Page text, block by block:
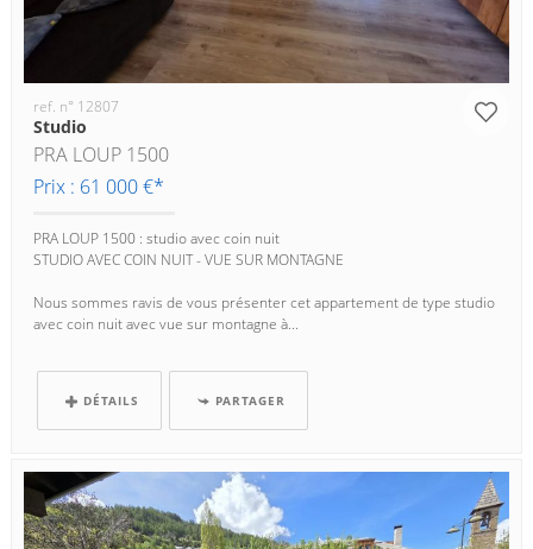
ref. n° 12807
Studio
PRA LOUP 1500
Prix : 61 000 €*
PRA LOUP 1500 : studio avec coin nuit
STUDIO AVEC COIN NUIT - VUE SUR MONTAGNE
Nous sommes ravis de vous présenter cet appartement de type studio
avec coin nuit avec vue sur montagne à...
DÉTAILS PARTAGER